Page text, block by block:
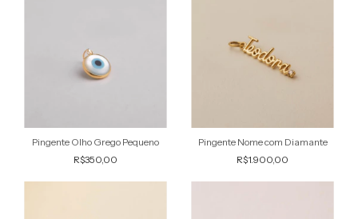
Pingente Olho Grego Pequeno
R$350,00
Pingente Nome com Diamante
R$1.900,00